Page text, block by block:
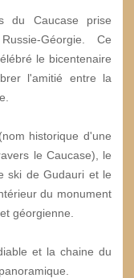
du Caucase prise
Géorgie. Ce
le bicentenaire
l'amitié entre la
historique d'une
le Caucase), le
ski de Gudauri et le
du monument
géorgienne.
et la chaine du